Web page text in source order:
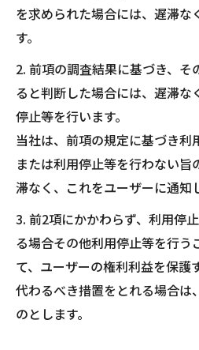
を求められた場合には、遅滞な
す。
2. 前項の調査結果に基づき、そ
ると判断した場合には、遅滞な
停止等を行います。
当社は、前項の規定に基づき利
または利用停止等を行わない
滞なく、これをユーザーに通知
3. 前2項にかかわらず、利用停
る場合その他利用停止等を行う
て、ユーザーの権利利益を保護
代わるべき措置をとれる場合は
のとします。